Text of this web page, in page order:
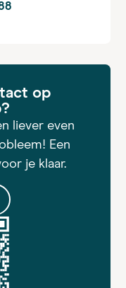
op
liever even
Een
je klaar.